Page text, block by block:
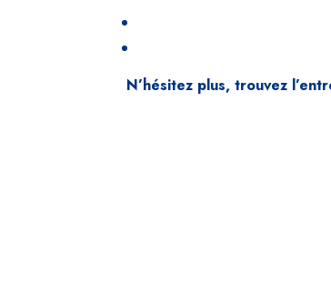
N’hésitez plus, trouvez